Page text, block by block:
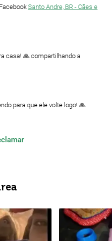
Santo Andre, BR - Cães e
casa! 🙏 compartilhando a
para que ele volte logo! 🙏